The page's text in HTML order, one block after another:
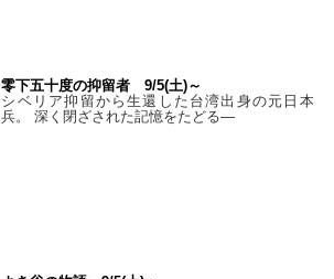
零下五十度の抑留者 9/5(土)～
シベリア抑留から生還した台湾出身の元日本
兵。 深く閉ざされた記憶をたどる—